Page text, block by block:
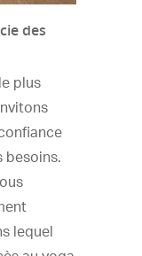
des
plus
lequel